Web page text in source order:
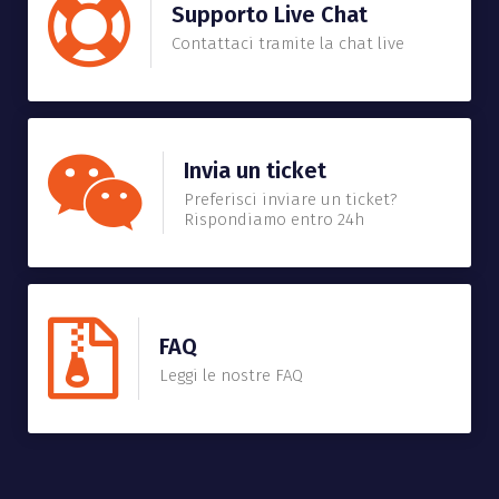
Supporto Live Chat
Contattaci tramite la chat live
Invia un ticket
Preferisci inviare un ticket?
Rispondiamo entro 24h
FAQ
Leggi le nostre FAQ